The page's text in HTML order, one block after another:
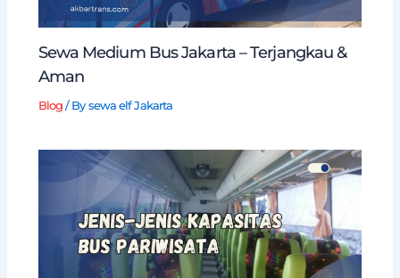
Sewa Medium Bus Jakarta – Terjangkau &
Aman
Blog/ By sewa elf Jakarta